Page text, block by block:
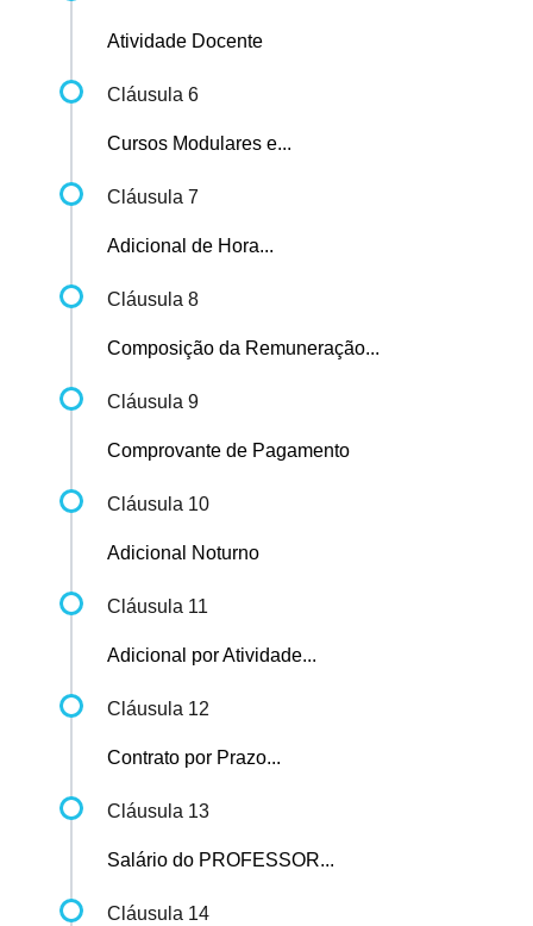
Atividade Docente
Cláusula 6
Cursos Modulares e...
Cláusula 7
Adicional de Hora...
Cláusula 8
Composição da Remuneração...
Cláusula 9
Comprovante de Pagamento
Cláusula 10
Adicional Noturno
Cláusula 11
Adicional por Atividade...
Cláusula 12
Contrato por Prazo...
Cláusula 13
Salário do PROFESSOR...
Cláusula 14